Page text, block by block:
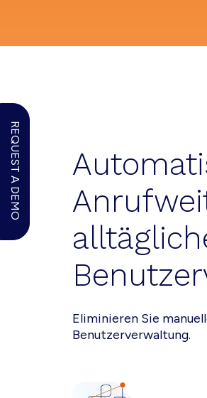
Eliminieren Sie
Benutzerverwaltung.
REQUEST A DEMO